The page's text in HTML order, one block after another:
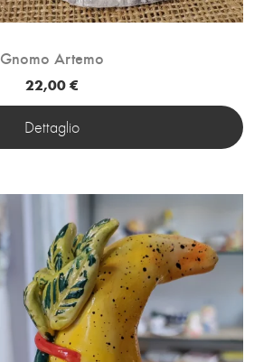
Gnomo Artemo
22,00 €
Dettaglio